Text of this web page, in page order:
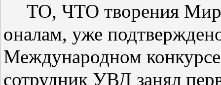
ТО, ЧТО творения
оналам, уже
Международном
сотрудник УВД занял